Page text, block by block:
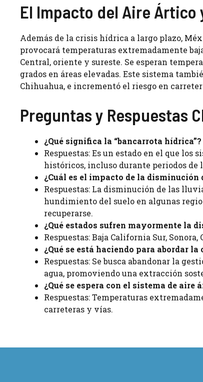
El Impacto del Aire Ártico
Además de la crisis hídrica a largo plazo,
provocará temperaturas extremadamente
Central, oriente y sureste. Se esperan
grados en áreas elevadas. Este sistema
Chihuahua, e incrementó el riesgo en
Preguntas y Respuestas
¿Qué significa la “bancarrota hídrica”?
Respuestas: Es un estado en el que los
históricos, incluso durante periodos
¿Cuál es el impacto de la disminución
Respuestas: La disminución de las
hundimiento del suelo en algunas
recuperarse.
¿Qué estados sufren mayormente la
Respuestas: Baja California Sur,
¿Qué se está haciendo para abordar la
Respuestas: Se busca abandonar la
agua, promoviendo una extracción
¿Qué se espera con el sistema de aire
Respuestas: Temperaturas
carreteras y vías.